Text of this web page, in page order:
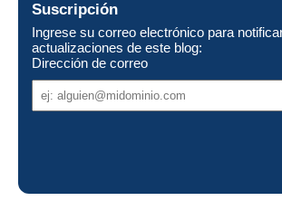
Suscripción
Ingrese su correo electrónico para
actualizaciones de este blog:
Dirección de correo
Dirección
de